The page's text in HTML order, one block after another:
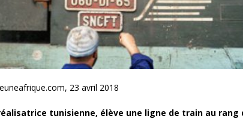
23 avril 2018
tunisienne, élève une ligne de train au rang